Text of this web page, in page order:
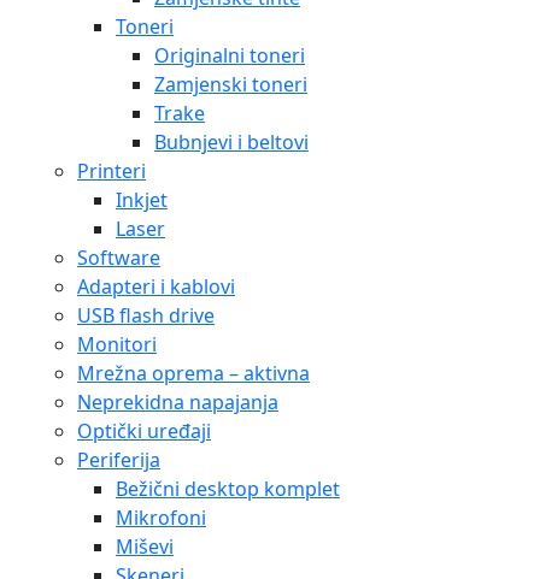
Toneri
Originalni toneri
Zamjenski toneri
Trake
Bubnjevi i beltovi
Printeri
Inkjet
Laser
Software
Adapteri i kablovi
USB flash drive
Monitori
Mrežna oprema – aktivna
Neprekidna napajanja
Optički uređaji
Periferija
Bežični desktop komplet
Mikrofoni
Miševi